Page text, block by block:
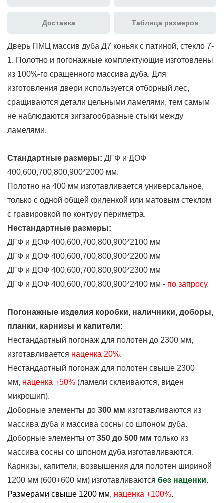
Доставка Таблица размеров
Дверь ПМЦ массив дуба Д7 коньяк с патиной, стекло 7-
1. Полотно и погонажные комплектующие изготовлены
из 100%-го сращенного массива дуба. Для
изготовления двери используется отборный лес,
сращиваются детали цельными ламелями, тем самым
не наблюдаются зигзагообразные стыки между
ламелями.
Стандартные размеры: ДГФ и ДОФ
400,600,700,800,900*2000 мм.
Полотно на 400 мм изготавливается универсальное,
только с одной общей филенкой или матовым стеклом
с гравировкой по контуру периметра.
Нестандартные размеры:
ДГФ и ДОФ 400,600,700,800,900*2100 мм
ДГФ и ДОФ 400,600,700,800,900*2200 мм
ДГФ и ДОФ 400,600,700,800,900*2300 мм
ДГФ и ДОФ 400,600,700,800,900*2400 мм - по запросу.
Погонажные изделия коробки, наличники, доборы,
планки, карнизы и капители:
Нестандартный погонаж для полотен до 2300 мм,
изготавливается наценка 20%.
Нестандартный погонаж для полотен свыше 2300
мм, наценка +50% (ламели склеиваются, виден
микрошип).
Доборные элементы до 300 мм изготавливаются из
массива дуба и массива сосны со шпоном дуба.
Доборные элементы от 350 до 500 мм только из
массива сосны со шпоном дуба изготавливаются.
Карнизы, капители, возвышения для полотен шириной
1200 мм (600+600 мм) изготавливаются без наценки.
Размерами свыше 1200 мм, наценка +100%.